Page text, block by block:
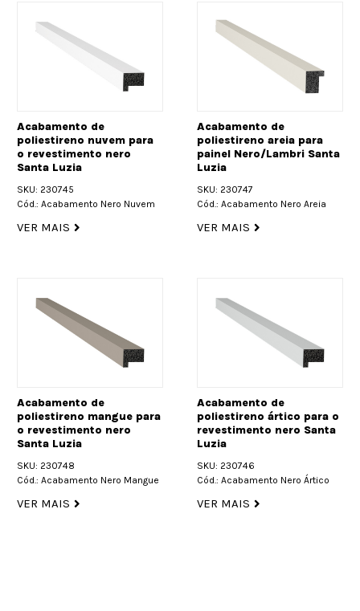
Acabamento de
poliestireno nuvem para
o revestimento nero
Santa Luzia
SKU: 230745
Cód.: Acabamento Nero Nuvem
VER MAIS
Acabamento de
poliestireno areia para
painel Nero/Lambri Santa
Luzia
SKU: 230747
Cód.: Acabamento Nero Areia
VER MAIS
Acabamento de
poliestireno mangue para
o revestimento nero
Santa Luzia
SKU: 230748
Cód.: Acabamento Nero Mangue
VER MAIS
Acabamento de
poliestireno ártico para o
revestimento nero Santa
Luzia
SKU: 230746
Cód.: Acabamento Nero Ártico
VER MAIS